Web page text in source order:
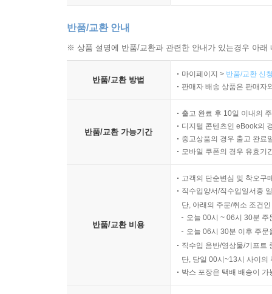
반품/교환 안내
※ 상품 설명에 반품/교환과 관련한 안내가 있는경우 아
반품/교환 방법
마이페이지 > 반품/교환 신
판매자 배송 상품은 판매자
반품/교환 가능기간
출고 완료 후 10일 이내의
디지털 콘텐츠인 eBook의
중고상품의 경우 출고 완료
모바일 쿠폰의 경우 유효기
반품/교환 비용
고객의 단순변심 및 착오구
직수입양서/직수입일서중
단, 아래의 주문/취소 조건
오늘 00시 ~ 06시 30분
오늘 06시 30분 이후 주
직수입 음반/영상물/기프트
단, 당일 00시~13시 사이의
박스 포장은 택배 배송이